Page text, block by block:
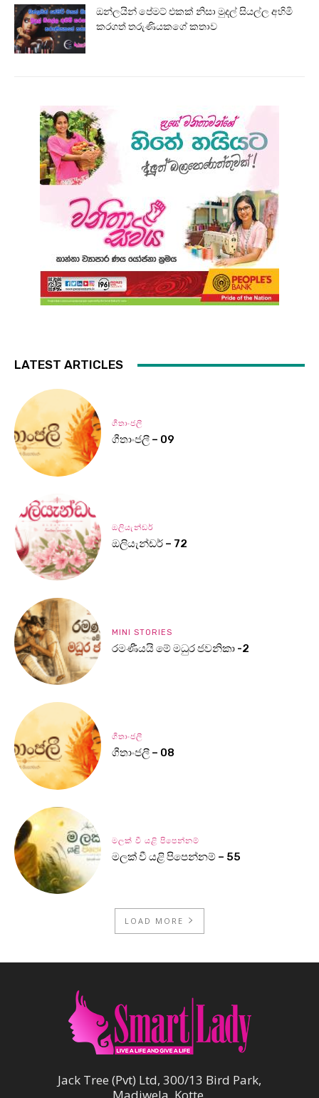
ඔන්ලයින් පේමට් එකක් නිසා මුදල් සියල්ල අහිමි
කරගත් තරුණියකගේ කතාව
LATEST ARTICLES
ගීතාංජලී
ගීතාංජලී – 09
ඔලියැන්ඩර්
ඔලියැන්ඩර් – 72
MINI STORIES
රමණීයයි මේ මධුර ජවනිකා -2
ගීතාංජලී
ගීතාංජලී – 08
මලක් වී යළි පිපෙන්නම්
මලක් වී යළි පිපෙන්නම් – 55
LOAD MORE
Jack Tree (Pvt) Ltd, 300/13 Bird Park,